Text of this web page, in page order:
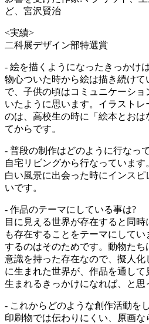
ど、宮沢賢治
<実績>
二科展デザイン部特選賞
- 絵を描くようになったきっかけ
物心ついた時から絵は描き続け
で、子供の頃はコミュニケーシ
いたように思います。イラスト
のは、高校生の時に「絵本とお
てからです。
- 普段の制作はどのように行なっ
自宅リビングから行なっていま
白い風景に出会った時にインス
いです。
- 作品のテーマにしている事は?
目に見える世界が存在すると同
も存在することをテーマにして
するのはそのためです。動物た
意識を持った存在なので、擬人
に生まれた世界が、作品を通し
生まれるきっかけになれば、と思
- これからどのような創作活動を
印刷物では伝わりにくい、原画